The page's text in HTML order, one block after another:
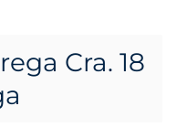
Cra. 18